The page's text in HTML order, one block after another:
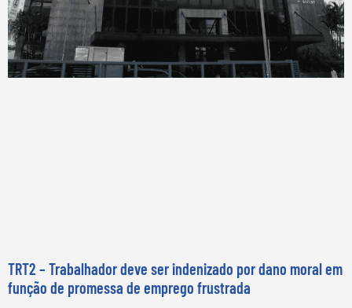
TRT2 – Trabalhador deve ser indenizado por dano moral em
função de promessa de emprego frustrada